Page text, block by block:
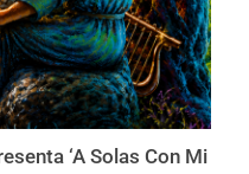
‘A Solas Con Mi